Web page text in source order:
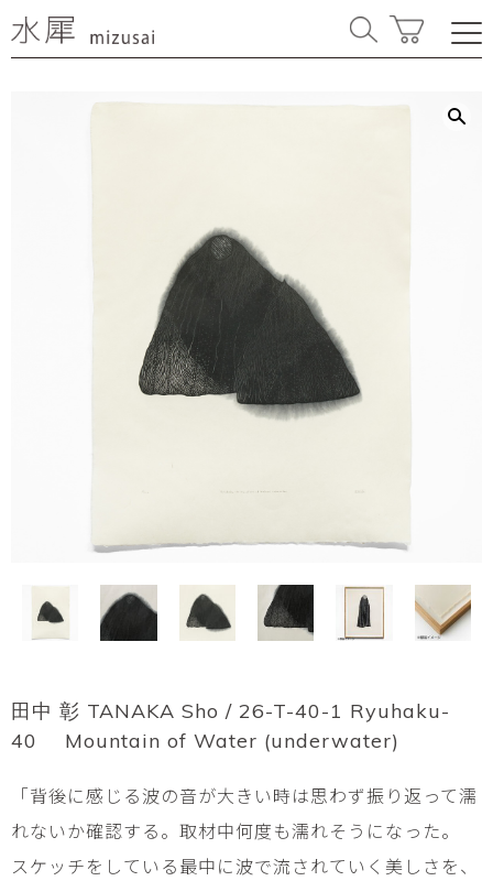
田中 彰 TANAKA Sho / 26-T-40-1 Ryuhaku-
40 Mountain of Water (underwater)
「背後に感じる波の音が大きい時は思わず振り返って濡
れないか確認する。取材中何度も濡れそうになった。
スケッチをしている最中に波で流されていく美しさを、